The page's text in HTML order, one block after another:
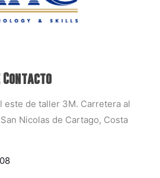
Contacto
este de taller 3M. Carretera al
Nicolas de Cartago, Costa